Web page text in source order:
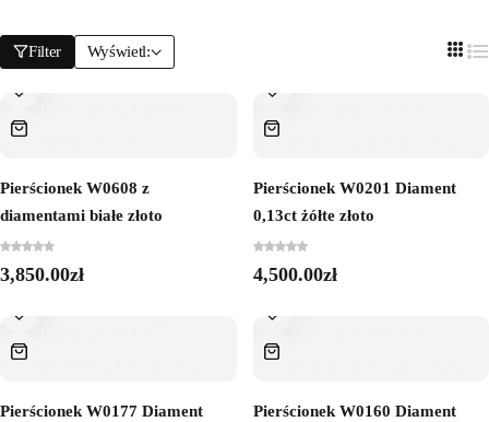
Filter Wyświetl:
Pierścionek W0608 z
diamentami białe złoto
3,850.00zł
Pierścionek W0201 Diament
0,13ct żółte złoto
4,500.00zł
Pierścionek W0177 Diament
Pierścionek W0160 Diament